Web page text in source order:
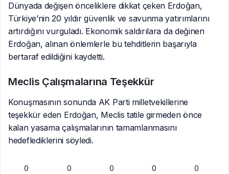
Dünyada değişen önceliklere dikkat çeken Erdoğan,
Türkiye’nin 20 yıldır güvenlik ve savunma yatırımlarını
artırdığını vurguladı. Ekonomik saldırılara da değinen
Erdoğan, alınan önlemlerle bu tehditlerin başarıyla
bertaraf edildiğini kaydetti.
Meclis Çalışmalarına Teşekkür
Konuşmasının sonunda AK Parti milletvekillerine
teşekkür eden Erdoğan, Meclis tatile girmeden önce
kalan yasama çalışmalarının tamamlanmasını
hedeflediklerini söyledi.
0 0 0 0 0